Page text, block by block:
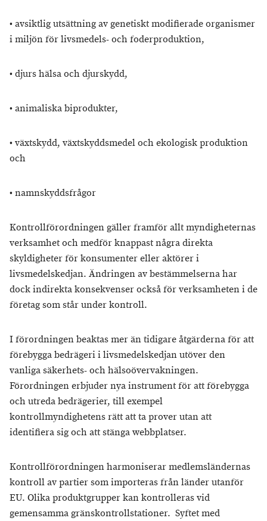
• avsiktlig utsättning av genetiskt modifierade organismer
i miljön för livsmedels- och foderproduktion,
• djurs hälsa och djurskydd,
• animaliska biprodukter,
• växtskydd, växtskyddsmedel och ekologisk produktion
och
• namnskyddsfrågor
Kontrollförordningen gäller framför allt myndigheternas
verksamhet och medför knappast några direkta
skyldigheter för konsumenter eller aktörer i
livsmedelskedjan. Ändringen av bestämmelserna har
dock indirekta konsekvenser också för verksamheten i de
företag som står under kontroll.
I förordningen beaktas mer än tidigare åtgärderna för att
förebygga bedrägeri i livsmedelskedjan utöver den
vanliga säkerhets- och hälsoövervakningen.
Förordningen erbjuder nya instrument för att förebygga
och utreda bedrägerier, till exempel
kontrollmyndighetens rätt att ta prover utan att
identifiera sig och att stänga webbplatser.
Kontrollförordningen harmoniserar medlemsländernas
kontroll av partier som importeras från länder utanför
EU. Olika produktgrupper kan kontrolleras vid
gemensamma gränskontrollstationer. Syftet med